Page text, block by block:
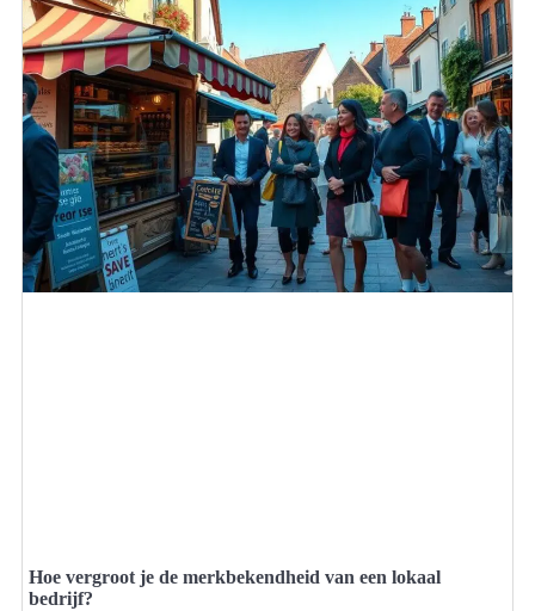
Hoe vergroot je de merkbekendheid van een lokaal
bedrijf?